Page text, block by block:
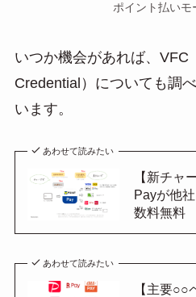
ポイント払いモ
いつか機会があれば、VFC
Credential）についても調
います。
あわせて読みたい
【新チャ
Payが他
数料無料
あわせて読みたい
【主要○○